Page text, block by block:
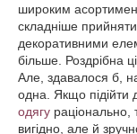
широким
складніше
декоративними
більше. Роздрібна
Але, здавалося б,
одна. Якщо підійти
одягу раціонально,
вигідно, але й